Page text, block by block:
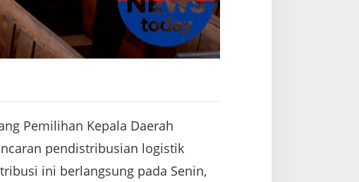
Pemilihan Kepala Daerah
pendistribusian logistik
ini berlangsung pada Senin,